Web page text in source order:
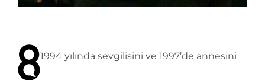
1994 yılında sevgilisini ve 1997’de annesini